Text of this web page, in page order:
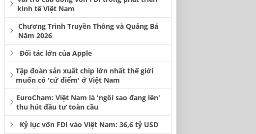
kinh tế Việt Nam
Chương Trình Truyền Thông và Quảng Bá
Năm 2026
Đối tác lớn của Apple
Tập đoàn sản xuất chip lớn nhất thế giới
muốn có 'cứ điểm' ở Việt Nam
EuroCham: Việt Nam là 'ngôi sao đang lên'
thu hút đầu tư toàn cầu
Kỷ lục vốn FDI vào Việt Nam: 36,6 tỷ USD